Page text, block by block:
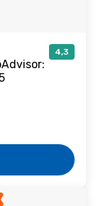
4,3